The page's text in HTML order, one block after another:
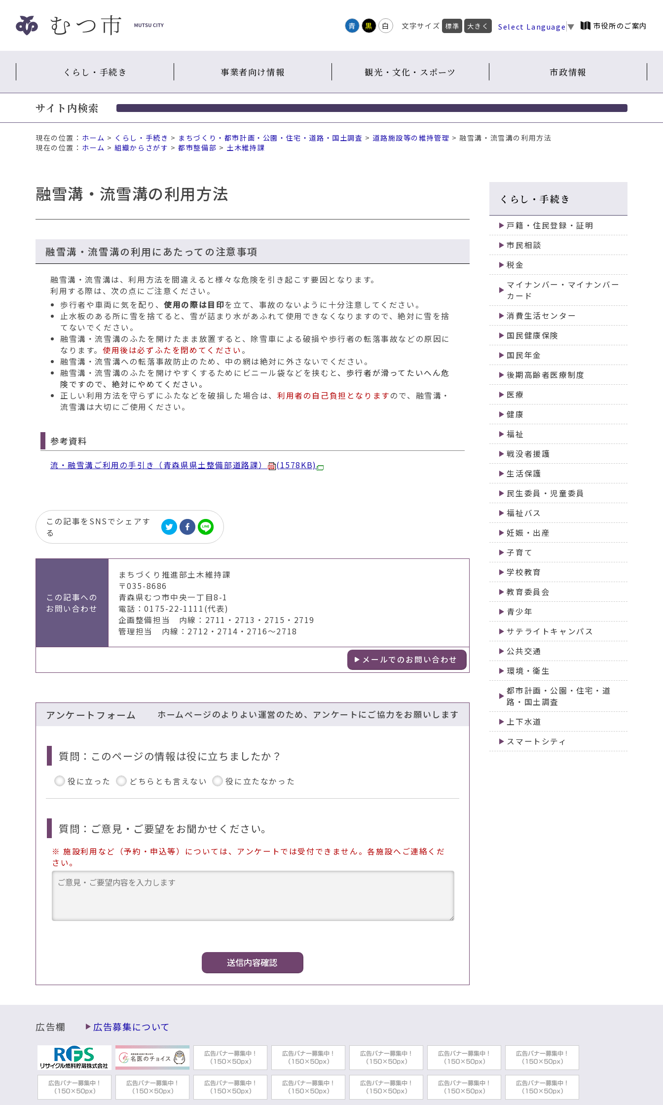
ッ
青 黒 白 文字サイズ 標準 大きく Select Language ▼ 市役所のご案内
くらし・手続き 事業者向け情報 観光・文化・スポーツ 市政情報
サイト内検索
現在の位置： ホーム > くらし・手続き > まちづくり・都市計画・公園・住宅・道路・国土調査 > 道路施設等の維持管理 > 融雪溝・流雪溝の利用方法
ホーム >組織からさがす >都市整備部 > 土木維持課
融雪溝・流雪溝の利用方法
融雪溝・流雪溝の利用にあたっての注意事項
融雪溝・流雪溝は、利用方法を間違えると様々な危険を引き起こす要因となります。
利用する際は、次の点にご注意ください。
歩行者や車両に気を配り、使用の際は目印を立て、事故のないように十分注意してください。
止水板のある所に雪を捨てると、雪が詰まり水があふれて使用できなくなりますので、絶対に雪を捨
てないでください。
融雪溝・流雪溝のふたを開けたまま放置すると、除雪車による破損や歩行者の転落事故などの原因に
なります。 使用後は必ずふたを閉めてください 。
融雪溝・流雪溝への転落事故防止のため、中の網は絶対に外さないでください。
融雪溝・流雪溝のふたを開けやすくするためにビニール袋などを挟むと、歩行者が滑ってたいへん危
険ですので、絶対にやめてください。
正しい利用方法を守らずにふたなどを破損した場合は、利用者の自己負担となりますので、融雪溝・
流雪溝は大切にご使用ください。
参考資料
流・融雪溝ご利用の手引き（青森県県土整備部道路課） (1578KB)
この記事をSNSでシェアす
る
この記事への
お問い合わせ
まちづくり推進部土木維持課
〒035-8686
青森県むつ市中央一丁目8-1
電話：0175-22-1111(代表)
企画整備担当 内線：2711・2713・2715・2719
管理担当 内線：2712・2714・2716～2718
メールでのお問い合わせ
アンケートフォーム ホームページのよりよい運営のため、アンケートにご協力をお願いします
質問：このページの情報は役に立ちましたか？
役に立った どちらとも言えない 役に立たなかった
質問：ご意見・ご要望をお聞かせください。
※ 施設利用など（予約・申込等）については、アンケートでは受付できません。各施設へご連絡くだ
さい。
くらし・手続き
戸籍・住民登録・証明
市民相談
税金
マイナンバー・マイナンバー
カード
消費生活センター
国民健康保険
国民年金
後期高齢者医療制度
医療
健康
福祉
戦没者援護
生活保護
民生委員・児童委員
福祉バス
妊娠・出産
子育て
学校教育
教育委員会
青少年
サテライトキャンパス
公共交通
環境・衛生
都市計画・公園・住宅・道
路・国土調査
上下水道
スマートシティ
広告欄 広告募集について